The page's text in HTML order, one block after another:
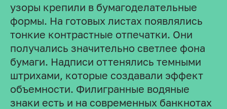
узоры крепили в бумагоделательные
формы. На готовых листах появлялись
тонкие контрастные отпечатки. Они
получались значительно светлее фона
бумаги. Надписи оттенялись темными
штрихами, которые создавали эффект
объемности. Филигранные водяные
знаки есть и на современных банкнотах